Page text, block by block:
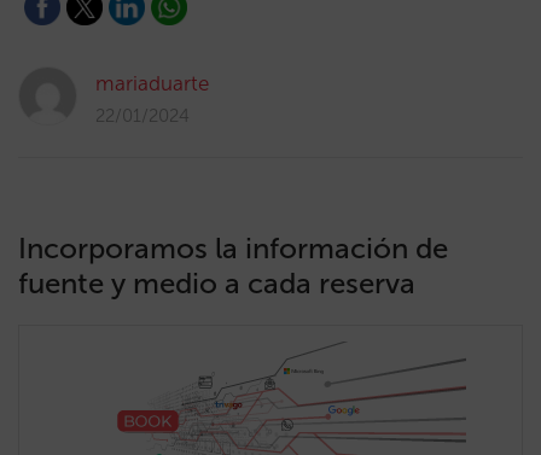
mariaduarte
22/01/2024
Incorporamos la información de
fuente y medio a cada reserva